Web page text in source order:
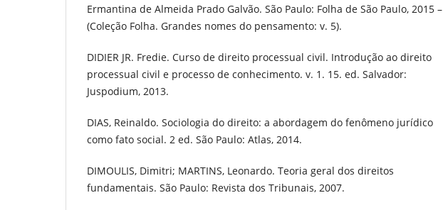
Ermantina de Almeida Prado Galvão. São Paulo: Folha de São Paulo, 2015 –
(Coleção Folha. Grandes nomes do pensamento: v. 5).
DIDIER JR. Fredie. Curso de direito processual civil. Introdução ao direito
processual civil e processo de conhecimento. v. 1. 15. ed. Salvador:
Juspodium, 2013.
DIAS, Reinaldo. Sociologia do direito: a abordagem do fenômeno jurídico
como fato social. 2 ed. São Paulo: Atlas, 2014.
DIMOULIS, Dimitri; MARTINS, Leonardo. Teoria geral dos direitos
fundamentais. São Paulo: Revista dos Tribunais, 2007.